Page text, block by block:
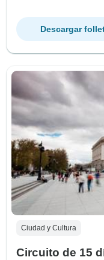
Descargar
Ciudad y Cultura
Circuito de 15